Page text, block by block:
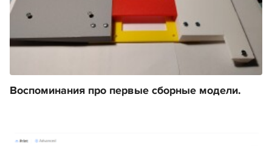
Воспоминания про первые сборные модели.